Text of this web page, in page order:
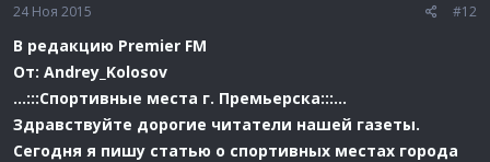
24 Ноя 2015 #12
В редакцию Premier FM
От: Andrey_Kolosov
...:::Спортивные места г. Премьерска:::...
Здравствуйте дорогие читатели нашей газеты.
Сегодня я пишу статью о спортивных местах города